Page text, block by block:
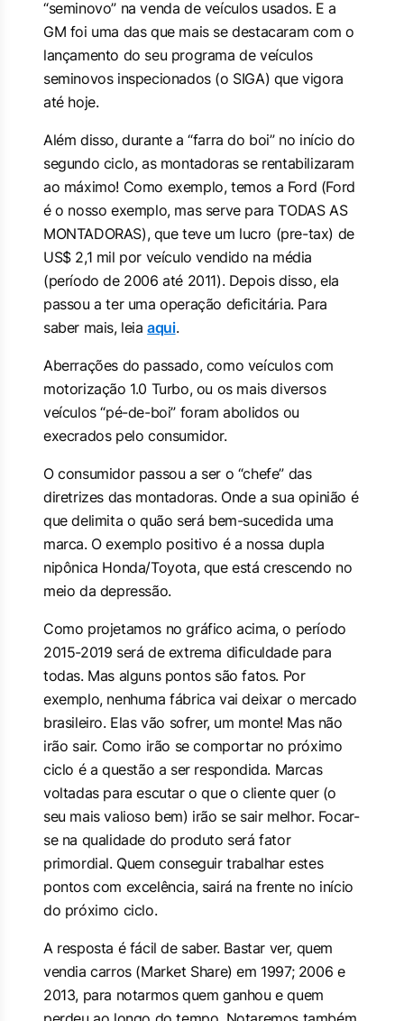
“seminovo” na venda de veículos usados. E a
GM foi uma das que mais se destacaram com o
lançamento do seu programa de veículos
seminovos inspecionados (o SIGA) que vigora
até hoje.
Além disso, durante a “farra do boi” no início do
segundo ciclo, as montadoras se rentabilizaram
ao máximo! Como exemplo, temos a Ford (Ford
é o nosso exemplo, mas serve para TODAS AS
MONTADORAS), que teve um lucro (pre-tax) de
US$ 2,1 mil por veículo vendido na média
(período de 2006 até 2011). Depois disso, ela
passou a ter uma operação deficitária. Para
saber mais, leiaaqui.
Aberrações do passado, como veículos com
motorização 1.0 Turbo, ou os mais diversos
veículos “pé-de-boi” foram abolidos ou
execrados pelo consumidor.
O consumidor passou a ser o “chefe” das
diretrizes das montadoras. Onde a sua opinião é
que delimita o quão será bem-sucedida uma
marca. O exemplo positivo é a nossa dupla
nipônica Honda/Toyota, que está crescendo no
meio da depressão.
Como projetamos no gráfico acima, o período
2015-2019 será de extrema dificuldade para
todas. Mas alguns pontos são fatos. Por
exemplo, nenhuma fábrica vai deixar o mercado
brasileiro. Elas vão sofrer, um monte! Mas não
irão sair. Como irão se comportar no próximo
ciclo é a questão a ser respondida. Marcas
voltadas para escutar o que o cliente quer (o
seu mais valioso bem) irão se sair melhor. Focar-
se na qualidade do produto será fator
primordial. Quem conseguir trabalhar estes
pontos com excelência, sairá na frente no início
do próximo ciclo.
A resposta é fácil de saber. Bastar ver, quem
vendia carros (Market Share) em 1997; 2006 e
2013, para notarmos quem ganhou e quem